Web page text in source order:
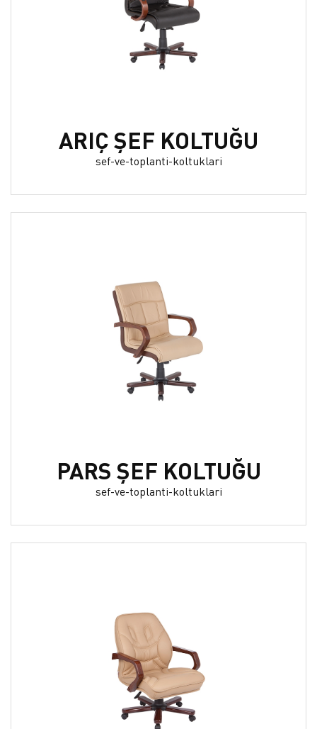
ARIÇ ŞEF KOLTUĞU
sef-ve-toplanti-koltuklari
PARS ŞEF KOLTUĞU
sef-ve-toplanti-koltuklari